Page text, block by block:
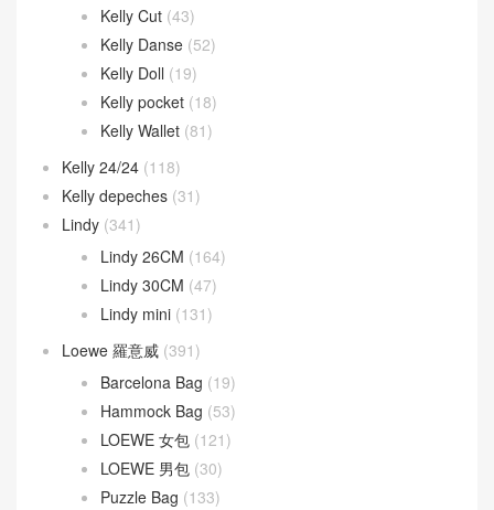
Kelly Cut (43)
Kelly Danse (52)
Kelly Doll (19)
Kelly pocket (18)
Kelly Wallet (81)
Kelly 24/24 (118)
Kelly depeches (31)
Lindy (341)
Lindy 26CM (164)
Lindy 30CM (47)
Lindy mini (131)
Loewe 羅意威 (391)
Barcelona Bag (19)
Hammock Bag (53)
LOEWE 女包 (121)
LOEWE 男包 (30)
Puzzle Bag (133)